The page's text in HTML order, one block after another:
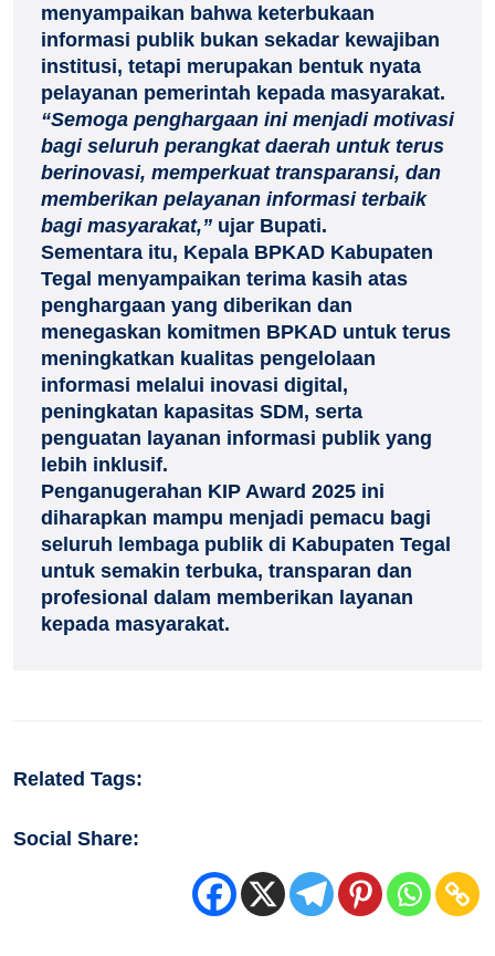
menyampaikan bahwa keterbukaan
informasi publik bukan sekadar kewajiban
institusi, tetapi merupakan bentuk nyata
pelayanan pemerintah kepada masyarakat.
“Semoga penghargaan ini menjadi motivasi
bagi seluruh perangkat daerah untuk terus
berinovasi, memperkuat transparansi, dan
memberikan pelayanan informasi terbaik
bagi masyarakat,” ujar Bupati.
Sementara itu, Kepala BPKAD Kabupaten
Tegal menyampaikan terima kasih atas
penghargaan yang diberikan dan
menegaskan komitmen BPKAD untuk terus
meningkatkan kualitas pengelolaan
informasi melalui inovasi digital,
peningkatan kapasitas SDM, serta
penguatan layanan informasi publik yang
lebih inklusif.
Penganugerahan KIP Award 2025 ini
diharapkan mampu menjadi pemacu bagi
seluruh lembaga publik di Kabupaten Tegal
untuk semakin terbuka, transparan dan
profesional dalam memberikan layanan
kepada masyarakat.
Related Tags:
Social Share: